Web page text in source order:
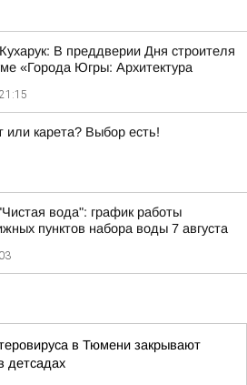
В преддверии Дня строителя
«Города Югры: Архитектура
21:15
или карета? Выбор есть!
вода": график работы
пунктов набора воды 7 августа
в Тюмени закрывают
детсадах